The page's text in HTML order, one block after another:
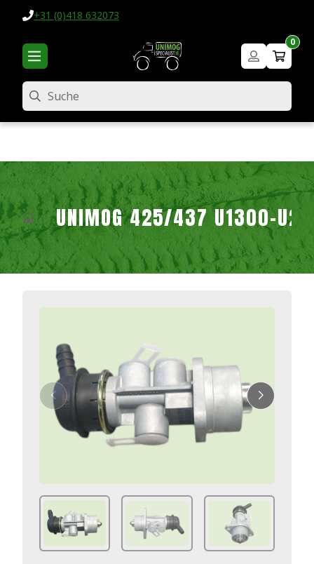
+31 (0)418 632073
0
Suche
UNIMOG 425/437 U1300-